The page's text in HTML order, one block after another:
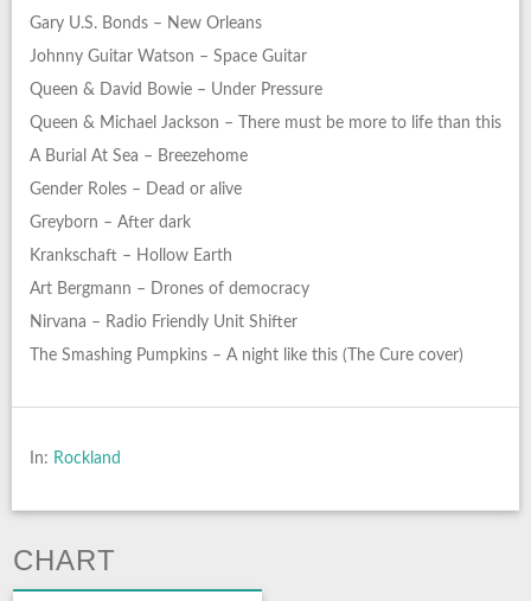
Gary U.S. Bonds – New Orleans
Johnny Guitar Watson – Space Guitar
Queen & David Bowie – Under Pressure
Queen & Michael Jackson – There must be more to life than this
A Burial At Sea – Breezehome
Gender Roles – Dead or alive
Greyborn – After dark
Krankschaft – Hollow Earth
Art Bergmann – Drones of democracy
Nirvana – Radio Friendly Unit Shifter
The Smashing Pumpkins – A night like this (The Cure cover)
In: Rockland
CHART